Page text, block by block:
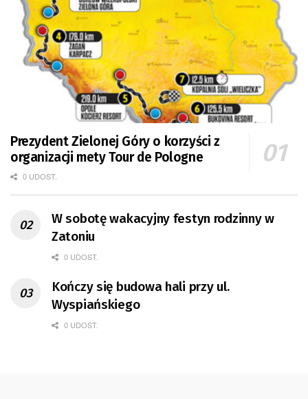
Prezydent Zielonej Góry o korzyści z
organizacji mety Tour de Pologne
0 UDOST.
W sobotę wakacyjny festyn rodzinny w
Zatoniu
0 UDOST.
Kończy się budowa hali przy ul.
Wyspiańskiego
0 UDOST.